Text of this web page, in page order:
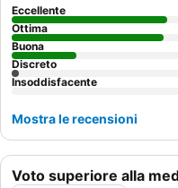
Voto superiore alla
Eccellente
Ottima
Buona
Discreto
Insoddisfacente
Mostra le recensioni